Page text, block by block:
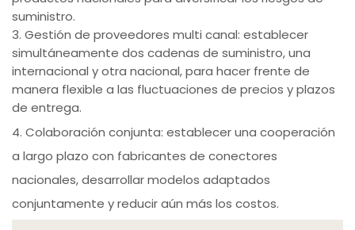
suministro.
3. Gestión de proveedores multi canal: establecer
simultáneamente dos cadenas de suministro, una
internacional y otra nacional, para hacer frente de
manera flexible a las fluctuaciones de precios y plazos
de entrega.
4. Colaboración conjunta: establecer una cooperación
a largo plazo con fabricantes de conectores
nacionales, desarrollar modelos adaptados
conjuntamente y reducir aún más los costos.